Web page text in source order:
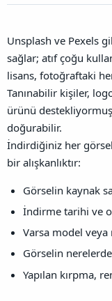
Unsplash ve Pexels
sağlar; atıf çoğu
lisans, fotoğraftaki
Tanınabilir kişiler,
ürünü
doğurabilir.
İndirdiğiniz her
bir alışkanlıktır:
Görselin kaynak
İndirme tarihi ve o
Varsa model
Görselin
Yapılan kırpma,